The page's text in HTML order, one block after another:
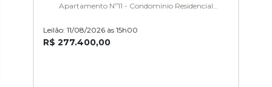
Apartamento Nº11 - Condomínio Residencial
Leilão: 11/08/2026 às 15h00
R$ 277.400,00